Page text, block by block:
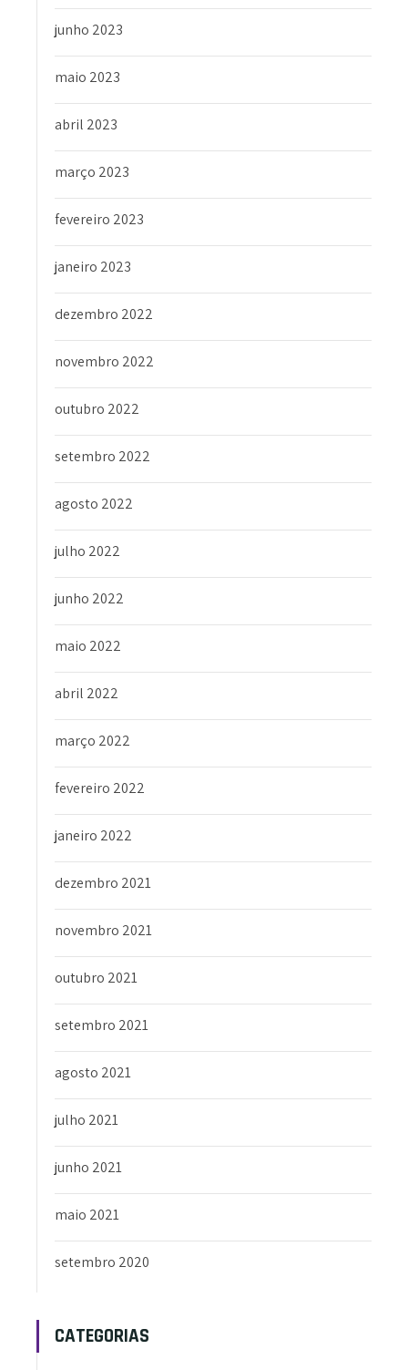
junho 2023
maio 2023
abril 2023
março 2023
fevereiro 2023
janeiro 2023
dezembro 2022
novembro 2022
outubro 2022
setembro 2022
agosto 2022
julho 2022
junho 2022
maio 2022
abril 2022
março 2022
fevereiro 2022
janeiro 2022
dezembro 2021
novembro 2021
outubro 2021
setembro 2021
agosto 2021
julho 2021
junho 2021
maio 2021
setembro 2020
CATEGORIAS